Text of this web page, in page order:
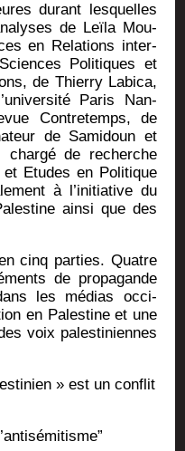
durant les­quelles
de Leï­la Mou­
en Rela­tions inter­
Poli­tiques et
de Thier­ry Labi­ca,
Paris Nan­
Contre­temps, de
de Sami­doun et
char­gé de recherche
Etudes en Poli­tique
à l’initiative du
ain­si que des
cinq par­ties. Quatre
de pro­pa­gande
les médias occi­
en Pales­tine et une
voix pales­ti­niennes
» est un conflit